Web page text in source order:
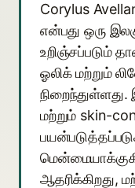
Corylus
என்பது ஒரு
உறிஞ்சப்படும்
ஓலிக் மற்றும்
மற்றும் skin-
ஆதரிக்கிறது,